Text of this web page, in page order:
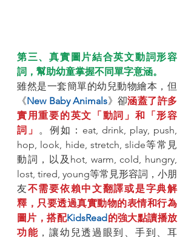
第三、真實圖片結合英文動詞形容
詞，幫助幼童掌握不同單字意涵。
雖然是一套簡單的幼兒動物繪本，但
《New Baby Animals》卻涵蓋了許多
實用重要的英文「動詞」和「形容
詞」 。例如：eat, drink, play, push,
hop, look, hide, stretch, slide等常見
動詞，以及hot, warm, cold, hungry,
lost, tired, young等常見形容詞，小朋
友不需要依賴中文翻譯或是字典解
釋，只要透過真實動物的表情和行為
圖片，搭配KidsRead的強大點讀播放
功能 ，讓幼兒透過眼到、手到、耳